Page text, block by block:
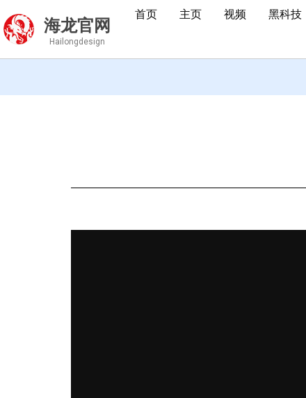
海龙官网
Hailongdesign
首页 主页 视频 黑科技